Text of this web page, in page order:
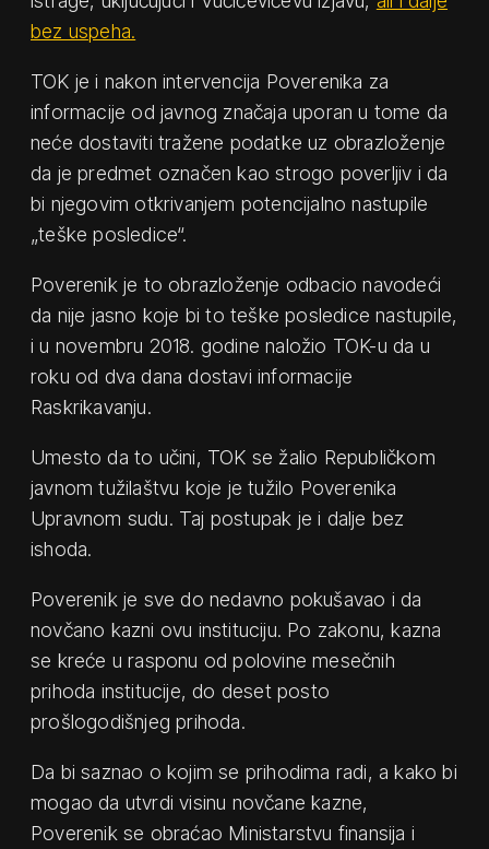
bez uspeha.
TOK je i nakon intervencija Poverenika za
informacije od javnog značaja uporan u tome da
neće dostaviti tražene podatke uz obrazloženje
da je predmet označen kao strogo poverljiv i da
bi njegovim otkrivanjem potencijalno nastupile
„teške posledice“.
Poverenik je to obrazloženje odbacio navodeći
da nije jasno koje bi to teške posledice nastupile,
i u novembru 2018. godine naložio TOK-u da u
roku od dva dana dostavi informacije
Raskrikavanju.
Umesto da to učini, TOK se žalio Republičkom
javnom tužilaštvu koje je tužilo Poverenika
Upravnom sudu. Taj postupak je i dalje bez
ishoda.
Poverenik je sve do nedavno pokušavao i da
novčano kazni ovu instituciju. Po zakonu, kazna
se kreće u rasponu od polovine mesečnih
prihoda institucije, do deset posto
prošlogodišnjeg prihoda.
Da bi saznao o kojim se prihodima radi, a kako bi
mogao da utvrdi visinu novčane kazne,
Poverenik se obraćao Ministarstvu finansija i